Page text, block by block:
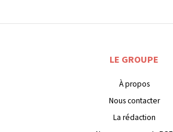
LE GROUPE
À propos
Nous contacter
La rédaction